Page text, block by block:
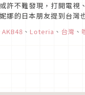
許不難發現，打開電視
娜的日本朋友提到台灣
一定也很希望體驗一
AKB48 、 Loteria 、 台灣 、